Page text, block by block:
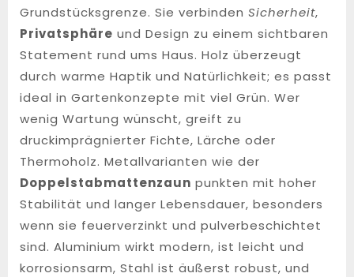
Grundstücksgrenze. Sie verbinden Sicherheit,
Privatsphäre und Design zu einem sichtbaren
Statement rund ums Haus. Holz überzeugt
durch warme Haptik und Natürlichkeit; es passt
ideal in Gartenkonzepte mit viel Grün. Wer
wenig Wartung wünscht, greift zu
druckimprägnierter Fichte, Lärche oder
Thermoholz. Metallvarianten wie der
Doppelstabmattenzaun punkten mit hoher
Stabilität und langer Lebensdauer, besonders
wenn sie feuerverzinkt und pulverbeschichtet
sind. Aluminium wirkt modern, ist leicht und
korrosionsarm, Stahl ist äußerst robust, und